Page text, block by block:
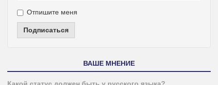
Отпишите меня
Подписаться
ВАШЕ МНЕНИЕ
Какой статус должен быть у русского языка?